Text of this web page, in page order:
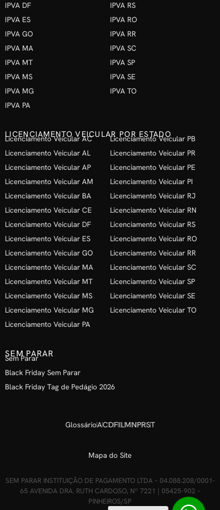
IPVA DF
IPVA ES
IPVA GO
IPVA MA
IPVA MT
IPVA MS
IPVA MG
IPVA PA
IPVA RS
IPVA RO
IPVA RR
IPVA SC
IPVA SP
IPVA SE
IPVA TO
LICENCIAMENTO VEICULAR POR ESTADO
Licenciamento Veicular AC
Licenciamento Veicular AL
Licenciamento Veicular AP
Licenciamento Veicular AM
Licenciamento Veicular BA
Licenciamento Veicular CE
Licenciamento Veicular DF
Licenciamento Veicular ES
Licenciamento Veicular GO
Licenciamento Veicular MA
Licenciamento Veicular MT
Licenciamento Veicular MS
Licenciamento Veicular MG
Licenciamento Veicular PA
Licenciamento Veicular PB
Licenciamento Veicular PR
Licenciamento Veicular PE
Licenciamento Veicular PI
Licenciamento Veicular RJ
Licenciamento Veicular RN
Licenciamento Veicular RS
Licenciamento Veicular RO
Licenciamento Veicular RR
Licenciamento Veicular SC
Licenciamento Veicular SP
Licenciamento Veicular SE
Licenciamento Veicular TO
SEM PARAR
Sem Parar
Black Friday Sem Parar
Black Friday Tag de Pedágio 2026
GlossárioACDFILMNPRST
Mapa do Site
SEM PARAR INSTITUIÇÃO DE PAGAMENTO LTDA – 04.088.208/0001-
65 AVENIDA DRA. RUTH CARDOSO, Nº 7221 | 05425-902 –
PINHEIROS/SP